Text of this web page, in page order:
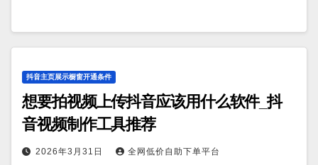
抖音主页展示橱窗开通条件
想要拍视频上传抖音应该用什么软件_抖
音视频制作工具推荐
2026年3月31日 全网低价自助下单平台